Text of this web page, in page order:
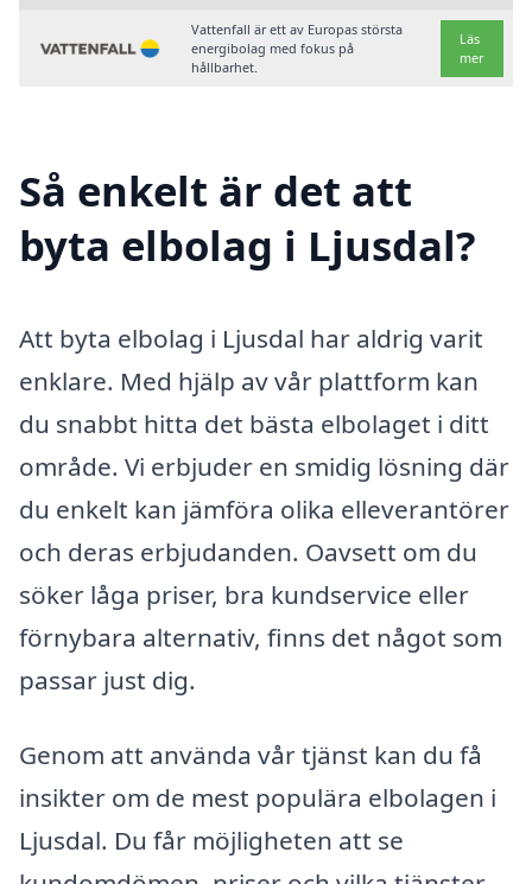
Vattenfall är ett av Europas största
energibolag med fokus på
hållbarhet.
Läs
mer
Så enkelt är det att
byta elbolag i Ljusdal?
Att byta elbolag i Ljusdal har aldrig varit
enklare. Med hjälp av vår plattform kan
du snabbt hitta det bästa elbolaget i ditt
område. Vi erbjuder en smidig lösning där
du enkelt kan jämföra olika elleverantörer
och deras erbjudanden. Oavsett om du
söker låga priser, bra kundservice eller
förnybara alternativ, finns det något som
passar just dig.
Genom att använda vår tjänst kan du få
insikter om de mest populära elbolagen i
Ljusdal. Du får möjligheten att se